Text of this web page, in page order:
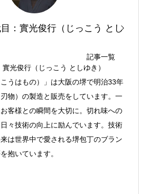
：實光俊行（じっこう とし
記事一覧
光俊行（じっこう としゆき）
こうはもの）」は大阪の堺で明治33年
物）の製造と販売をしています。一
客様との瞬間を大切に。切れ味への
々技術の向上に励んでいます。技術
は世界中で愛される堺包丁のブラン
抱いています。